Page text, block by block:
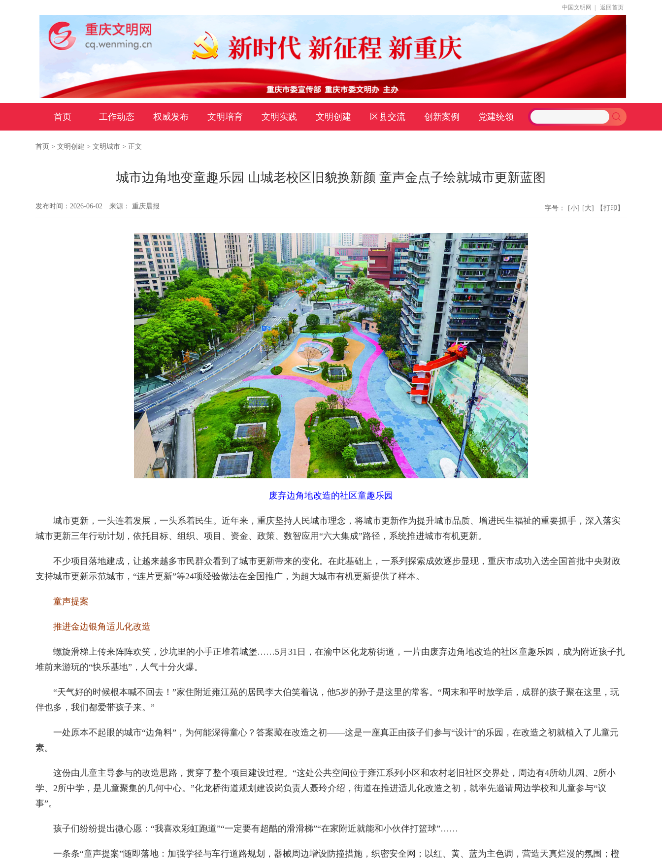
中国文明网 返回首页
首页 工作动态 权威发布 文明培育 文明实践 文明创建 区县交流 创新案例 党建统领
首页 > 文明创建 > 文明城市 > 正文
城市边角地变童趣乐园 山城老校区旧貌换新颜 童声金点子绘就城市更新蓝图
发布时间：2026-06-02 来源： 重庆晨报 字号： [小] [大] 【打印】
废弃边角地改造的社区童趣乐园
城市更新，一头连着发展，一头系着民生。近年来，重庆坚持人民城市理念，将城市更新作为提升城市品质、增进民生福祉的重要抓手，深入落实
城市更新三年行动计划，依托目标、组织、项目、资金、政策、数智应用“六大集成”路径，系统推进城市有机更新。
不少项目落地建成，让越来越多市民群众看到了城市更新带来的变化。在此基础上，一系列探索成效逐步显现，重庆市成功入选全国首批中央财政
支持城市更新示范城市，“连片更新”等24项经验做法在全国推广，为超大城市有机更新提供了样本。
童声提案
推进金边银角适儿化改造
螺旋滑梯上传来阵阵欢笑，沙坑里的小手正堆着城堡……5月31日，在渝中区化龙桥街道，一片由废弃边角地改造的社区童趣乐园，成为附近孩子扎
堆前来游玩的“快乐基地”，人气十分火爆。
“天气好的时候根本喊不回去！”家住附近雍江苑的居民李大伯笑着说，他5岁的孙子是这里的常客。“周末和平时放学后，成群的孩子聚在这里，玩
伴也多，我们都爱带孩子来。”
一处原本不起眼的城市“边角料”，为何能深得童心？答案藏在改造之初——这是一座真正由孩子们参与“设计”的乐园，在改造之初就植入了儿童元
素。
这份由儿童主导参与的改造思路，贯穿了整个项目建设过程。“这处公共空间位于雍江系列小区和农村老旧社区交界处，周边有4所幼儿园、2所小
学、2所中学，是儿童聚集的几何中心。”化龙桥街道规划建设岗负责人聂玲介绍，街道在推进适儿化改造之初，就率先邀请周边学校和儿童参与“议
事”。
孩子们纷纷提出微心愿：“我喜欢彩虹跑道”“一定要有超酷的滑滑梯”“在家附近就能和小伙伴打篮球”……
一条条“童声提案”随即落地：加强学径与车行道路规划，器械周边增设防撞措施，织密安全网；以红、黄、蓝为主色调，营造天真烂漫的氛围；橙